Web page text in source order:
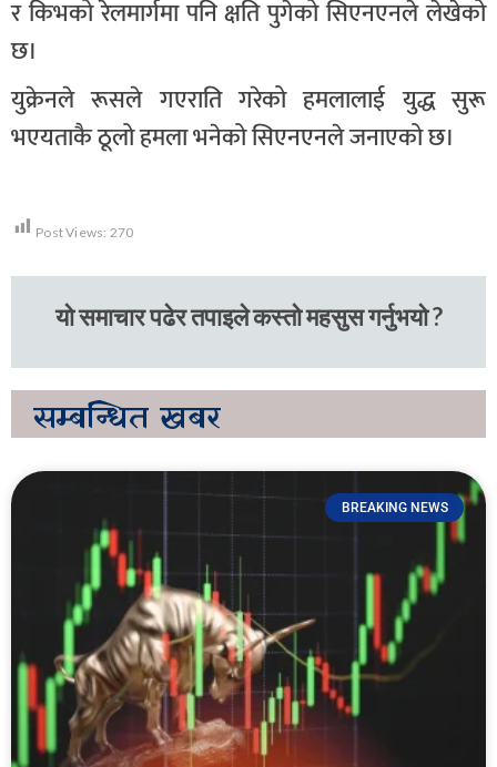
र किभको रेलमार्गमा पनि क्षति पुगेको सिएनएनले लेखेको
छ।
युक्रेनले रूसले गएराति गरेको हमलालाई युद्ध सुरू
भएयताकै ठूलो हमला भनेको सिएनएनले जनाएको छ।
Post Views: 270
यो समाचार पढेर तपाइले कस्तो महसुस गर्नुभयो ?
सम्बन्धित खबर
BREAKING NEWS